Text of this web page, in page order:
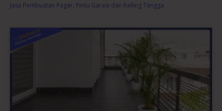
Jasa Pembuatan Pagar, Pintu Garasi dan Railing Tangga